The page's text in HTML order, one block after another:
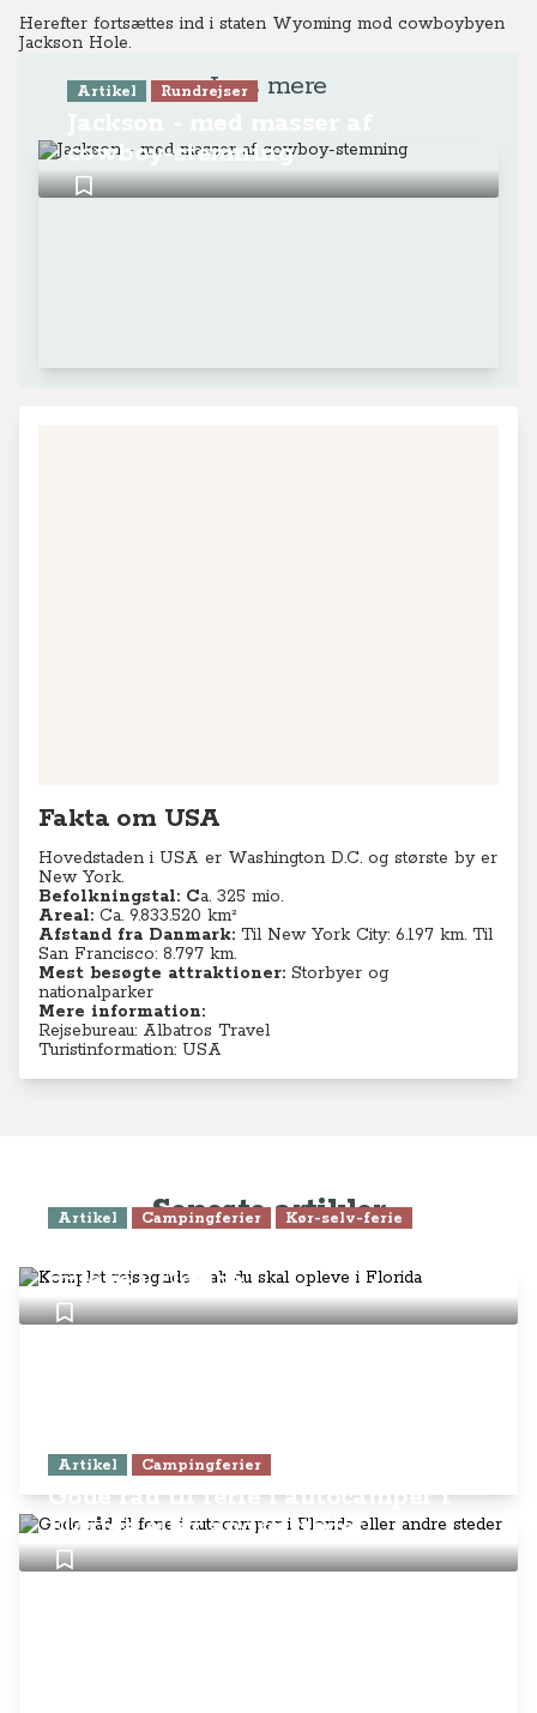
Herefter fortsættes ind i staten Wyoming mod cowboybyen
Jackson Hole.
Læs mere
Artikel Rundrejser
cowboy-stemning
Fakta om USA
Hovedstaden i USA er Washington D.C. og største by er
New York.
Befolkningstal: Ca. 325 mio.
Areal: Ca. 9.833.520 km²
Afstand fra Danmark: Til New York City: 6.197 km. Til
San Francisco: 8.797 km.
Mest besøgte attraktioner: Storbyer og
nationalparker
Mere information:
Rejsebureau: Albatros Travel
Turistinformation: USA
Seneste artikler
Artikel Campingferier Kør-selv-ferie
opleve i Florida
Artikel Campingferier
Gode råd til ferie i autocamper i
Florida eller andre steder